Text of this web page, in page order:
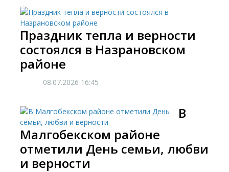
Праздник тепла и верности
состоялся в Назрановском
районе
08.07.2026 16:45
​В
Малгобекском районе
отметили День семьи, любви
и верности